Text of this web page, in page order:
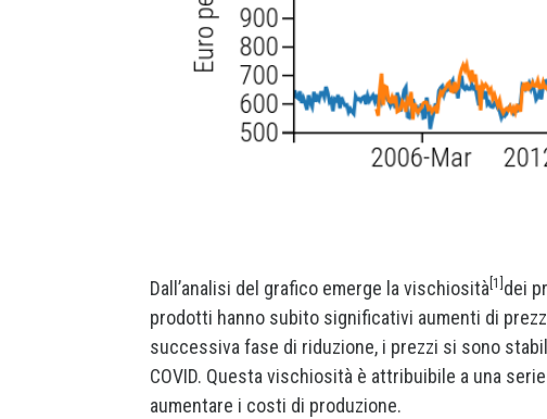
Dall’analisi del grafico emerge la vischiosità[1]dei
prodotti hanno subito significativi aumenti di
successiva fase di riduzione, i prezzi si sono
COVID. Questa vischiosità è attribuibile a una
aumentare i costi di produzione.